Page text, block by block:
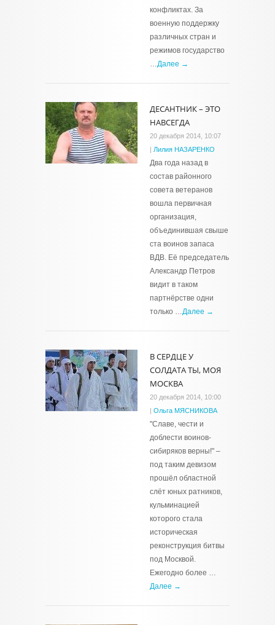
конфликтах. За
военную поддержку
различных стран и
режимов государство
…Далее →
ДЕСАНТНИК – ЭТО
НАВСЕГДА
20 декабря 2014, 10:07
| Лилия НАЗАРЕНКО
Два года назад в
состав районного
совета ветеранов
вошла первичная
организация,
объединившая свыше
ста воинов запаса
ВДВ. Её председатель
Александр Петров
видит в таком
партнёрстве одни
только …Далее →
В СЕРДЦЕ У
СОЛДАТА ТЫ, МОЯ
МОСКВА
20 декабря 2014, 10:00
| Ольга МЯСНИКОВА
"Славе, чести и
доблести воинов-
сибиряков верны!" –
под таким девизом
прошёл областной
слёт юных ратников,
кульминацией
которого стала
историческая
реконструкция битвы
под Москвой.
Ежегодно более …
Далее →